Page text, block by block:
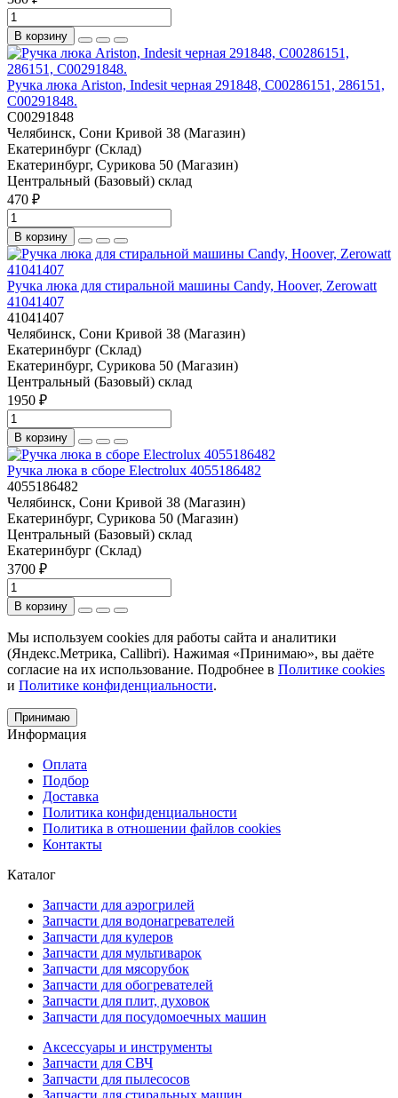
В корзину
Ручка люка Ariston, Indesit черная 291848, C00286151, 286151,
C00291848.
C00291848
Челябинск, Сони Кривой 38 (Магазин)
Екатеринбург (Склад)
Екатеринбург, Сурикова 50 (Магазин)
Центральный (Базовый) склад
470 ₽
В корзину
Ручка люка для стиральной машины Candy, Hoover, Zerowatt
41041407
41041407
Челябинск, Сони Кривой 38 (Магазин)
Екатеринбург (Склад)
Екатеринбург, Сурикова 50 (Магазин)
Центральный (Базовый) склад
1950 ₽
В корзину
Ручка люка в сборе Electrolux 4055186482
4055186482
Челябинск, Сони Кривой 38 (Магазин)
Екатеринбург, Сурикова 50 (Магазин)
Центральный (Базовый) склад
Екатеринбург (Склад)
3700 ₽
В корзину
Мы используем cookies для работы сайта и аналитики
(Яндекс.Метрика, Callibri). Нажимая «Принимаю», вы даёте
согласие на их использование. Подробнее в Политике cookies
и Политике конфиденциальности.
Принимаю
Информация
Оплата
Подбор
Доставка
Политика конфиденциальности
Политика в отношении файлов cookies
Контакты
Каталог
Запчасти для аэрогрилей
Запчасти для водонагревателей
Запчасти для кулеров
Запчасти для мультиварок
Запчасти для мясорубок
Запчасти для обогревателей
Запчасти для плит, духовок
Запчасти для посудомоечных машин
Аксессуары и инструменты
Запчасти для СВЧ
Запчасти для пылесосов
Запчасти для стиральных машин